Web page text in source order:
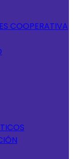
COOPERATIVA